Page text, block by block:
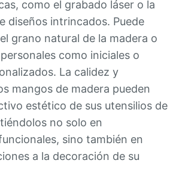
como el grabado láser o la
diseños intrincados. Puede
grano natural de la madera o
como iniciales o
La calidez y
mangos de madera pueden
estético de sus utensilios de
no solo en
sino también en
a la decoración de su